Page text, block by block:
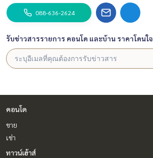
088-636-2624
รับข่าวสารรายการ คอนโด และบ้าน ราคาโดนใจ
คอนโด
ขาย
เช่า
ทาวน์เฮ้าส์